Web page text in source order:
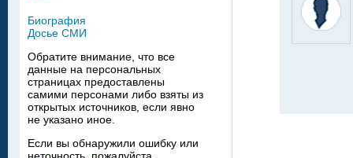
Биография
Досье СМИ
Обратите внимание, что все
данные на персональных
страницах предоставлены
самими персонами либо взяты из
открытых источников, если явно
не указано иное.
Если вы обнаружили ошибку или